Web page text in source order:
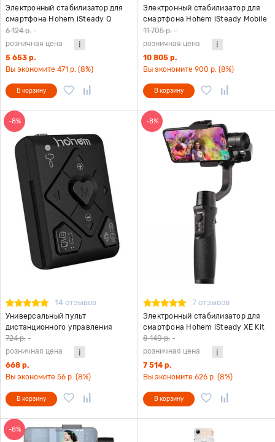
Электронный стабилизатор для
смартфона Hohem iSteady Q
черный
6 124 р. -
розничная цена
5 653 р.
Вы экономите 471 р. (8%)
В корзину
Электронный стабилизатор для
смартфона Hohem iSteady Mobile
Plus Kit версия 2024 черный
11 705 р. -
розничная цена
10 805 р.
Вы экономите 900 р. (8%)
В корзину
-8%
14 отзывов
Универсальный пульт
дистанционного управления
стабилизатором Hohem HRT-03
724 р. -
розничная цена
668 р.
Вы экономите 56 р. (8%)
В корзину
-8%
7 отзывов
Электронный стабилизатор для
смартфона Hohem iSteady XE Kit
черный
8 140 р. -
розничная цена
7 514 р.
Вы экономите 626 р. (8%)
В корзину
-8%